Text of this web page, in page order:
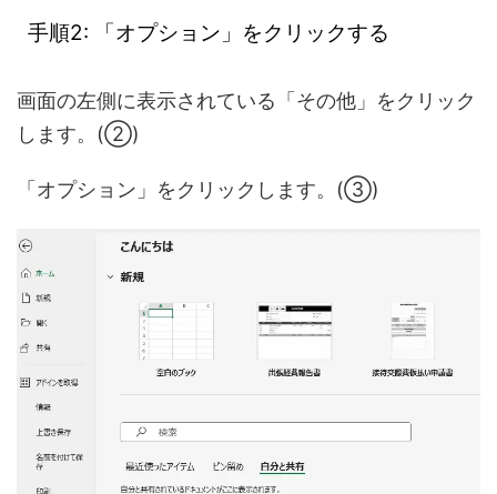
手順2: 「オプション」をクリックする
画面の左側に表示されている「その他」をクリック
します。(②)
「オプション」をクリックします。(③)